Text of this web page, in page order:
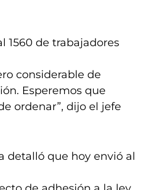
1560 de trabajadores
considerable de
Esperemos que
ordenar”, dijo el jefe
detalló que hoy envió al